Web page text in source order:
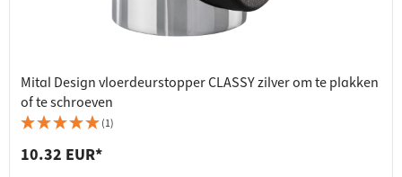
Mital Design vloerdeurstopper CLASSY zilver om te plakken
of te schroeven
(1)
10.32 EUR*